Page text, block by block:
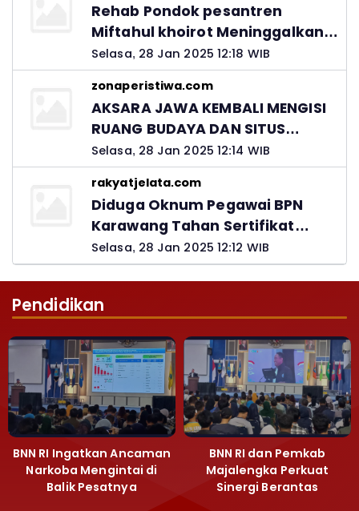
Rehab Pondok pesantren
Miftahul khoirot Meninggalkan
Hutang Ke Material, Mantan
Kadis PUPR Harus Bertanggung
Jawab
Selasa, 28 Jan 2025 12:18 WIB
zonaperistiwa.com
AKSARA JAWA KEMBALI MENGISI
RUANG BUDAYA DAN SITUS
LELUHUR NUSANTARA
Selasa, 28 Jan 2025 12:14 WIB
rakyatjelata.com
Diduga Oknum Pegawai BPN
Karawang Tahan Sertifikat
Pemohon PTSL
Selasa, 28 Jan 2025 12:12 WIB
Pendidikan
BNN RI Ingatkan Ancaman
Narkoba Mengintai di
Balik Pesatnya
BNN RI dan Pemkab
Majalengka Perkuat
Sinergi Berantas